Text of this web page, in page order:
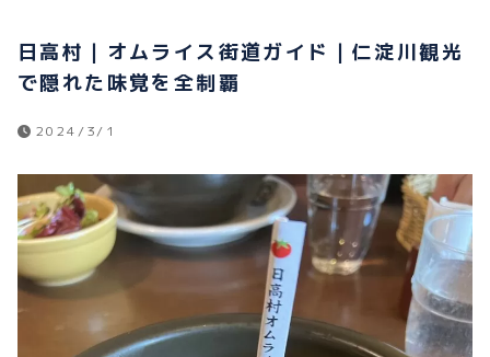
PLAN
観光プラン
HOW TO
BLOG
ブログ
よくある質問
日高村｜オムライス街道ガイド｜仁淀川観光
で隠れた味覚を全制覇
2024/3/1